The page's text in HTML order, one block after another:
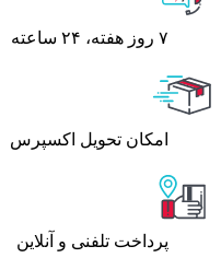
۷ روز ﻫﻔﺘﻪ، ۲۴ ﺳﺎﻋﺘﻪ
اﻣﮑﺎن ﺗﺤﻮﯾﻞ اﮐﺴﭙﺮس
پرداخت تلفنی و آنلاین